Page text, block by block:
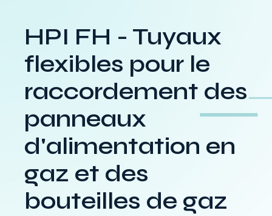
HPI FH - Tuyaux
flexibles pour le
raccordement des
panneaux
d'alimentation en
gaz et des
bouteilles de gaz